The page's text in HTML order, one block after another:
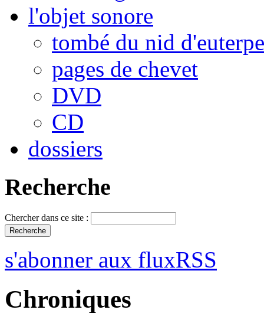
l'objet sonore
tombé du nid d'euterpe
pages de chevet
DVD
CD
dossiers
Recherche
Chercher dans ce site :
s'abonner aux fluxRSS
Chroniques